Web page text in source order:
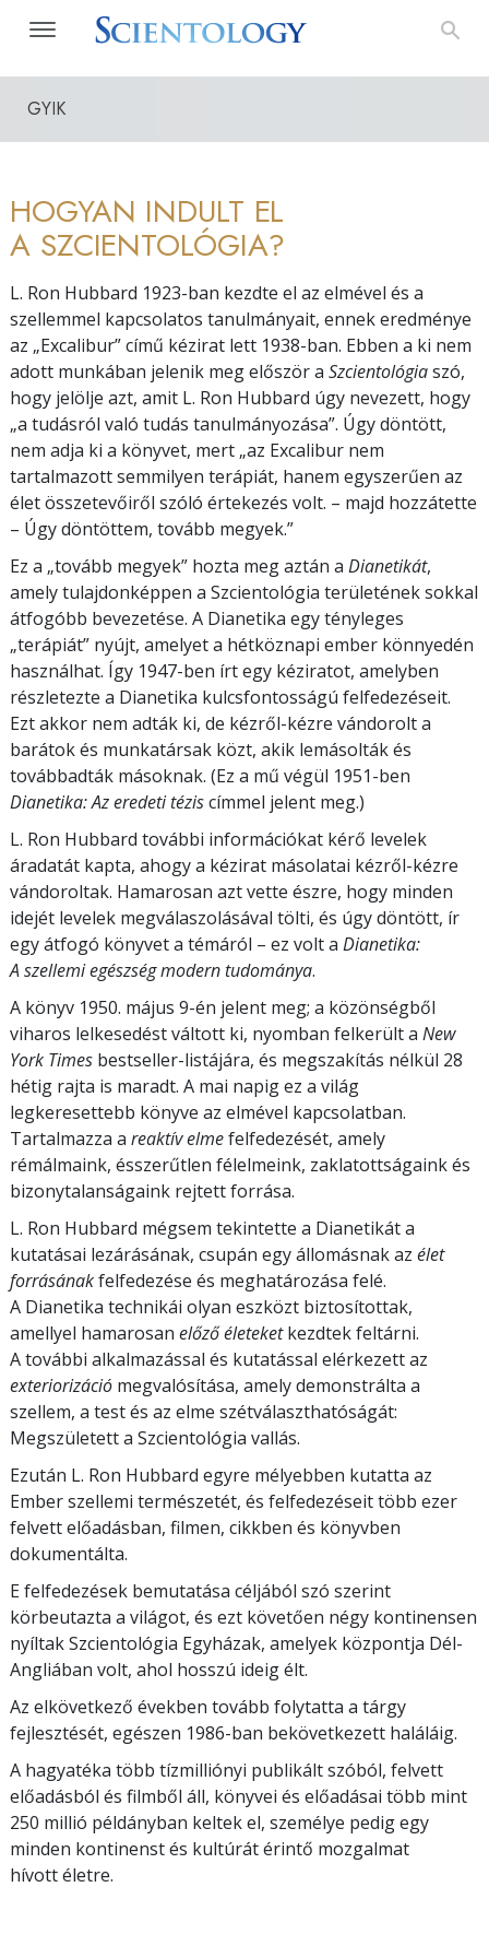
GYIK
HOGYAN INDULT EL
A SZCIENTOLÓGIA?
L. Ron Hubbard 1923-ban kezdte el az elmével és a
szellemmel kapcsolatos tanulmányait, ennek eredménye
az „Excalibur” című kézirat lett 1938-ban. Ebben a ki nem
adott munkában jelenik meg először a Szcientológiaszó,
hogy jelölje azt, amit L. Ron Hubbard úgy nevezett, hogy
„a tudásról való tudás tanulmányozása”. Úgy döntött,
nem adja ki a könyvet, mert „az Excalibur nem
tartalmazott semmilyen terápiát, hanem egyszerűen az
élet összetevőiről szóló értekezés volt. – majd hozzátette
– Úgy döntöttem, tovább megyek.”
Ez a „tovább megyek” hozta meg aztán a Dianetikát,
amely tulajdonképpen a Szcientológia területének sokkal
átfogóbb bevezetése. A Dianetika egy tényleges
„terápiát” nyújt, amelyet a hétköznapi ember könnyedén
használhat. Így 1947-ben írt egy kéziratot, amelyben
részletezte a Dianetika kulcsfontosságú felfedezéseit.
Ezt akkor nem adták ki, de kézről-kézre vándorolt a
barátok és munkatársak közt, akik lemásolták és
továbbadták másoknak. (Ez a mű végül 1951-ben
Dianetika: Az eredeti téziscímmel jelent meg.)
L. Ron Hubbard további információkat kérő levelek
áradatát kapta, ahogy a kézirat másolatai kézről-kézre
vándoroltak. Hamarosan azt vette észre, hogy minden
idejét levelek megválaszolásával tölti, és úgy döntött, ír
egy átfogó könyvet a témáról – ez volt a Dianetika:
A szellemi egészség modern tudománya.
A könyv 1950. május 9-én jelent meg; a közönségből
viharos lelkesedést váltott ki, nyomban felkerült a New
York Times bestseller-listájára, és megszakítás nélkül 28
hétig rajta is maradt. A mai napig ez a világ
legkeresettebb könyve az elmével kapcsolatban.
Tartalmazza a reaktív elmefelfedezését, amely
rémálmaink, ésszerűtlen félelmeink, zaklatottságaink és
bizonytalanságaink rejtett forrása.
L. Ron Hubbard mégsem tekintette a Dianetikát a
kutatásai lezárásának, csupán egy állomásnak az élet
forrásánakfelfedezése és meghatározása felé.
A Dianetika technikái olyan eszközt biztosítottak,
amellyel hamarosan előző életeketkezdtek feltárni.
A további alkalmazással és kutatással elérkezett az
exteriorizáció megvalósítása, amely demonstrálta a
szellem, a test és az elme szétválaszthatóságát:
Megszületett a Szcientológia vallás.
Ezután L. Ron Hubbard egyre mélyebben kutatta az
Ember szellemi természetét, és felfedezéseit több ezer
felvett előadásban, filmen, cikkben és könyvben
dokumentálta.
E felfedezések bemutatása céljából szó szerint
körbeutazta a világot, és ezt követően négy kontinensen
nyíltak Szcientológia Egyházak, amelyek központja Dél-
Angliában volt, ahol hosszú ideig élt.
Az elkövetkező években tovább folytatta a tárgy
fejlesztését, egészen 1986-ban bekövetkezett haláláig.
A hagyatéka több tízmilliónyi publikált szóból, felvett
előadásból és filmből áll, könyvei és előadásai több mint
250 millió példányban keltek el, személye pedig egy
minden kontinenst és kultúrát érintő mozgalmat
hívott életre.